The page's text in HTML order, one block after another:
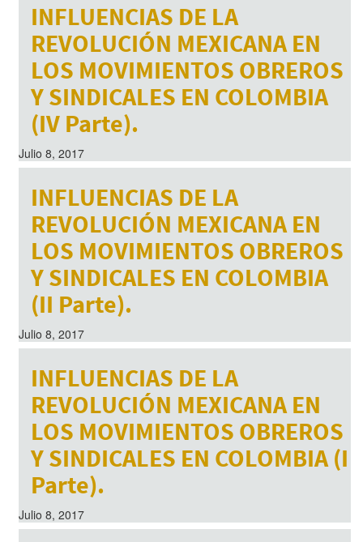
INFLUENCIAS DE LA
REVOLUCIÓN MEXICANA EN
LOS MOVIMIENTOS OBREROS
Y SINDICALES EN COLOMBIA
(IV Parte).
Julio 8, 2017
INFLUENCIAS DE LA
REVOLUCIÓN MEXICANA EN
LOS MOVIMIENTOS OBREROS
Y SINDICALES EN COLOMBIA
(II Parte).
Julio 8, 2017
INFLUENCIAS DE LA
REVOLUCIÓN MEXICANA EN
LOS MOVIMIENTOS OBREROS
Y SINDICALES EN COLOMBIA (I
Parte).
Julio 8, 2017